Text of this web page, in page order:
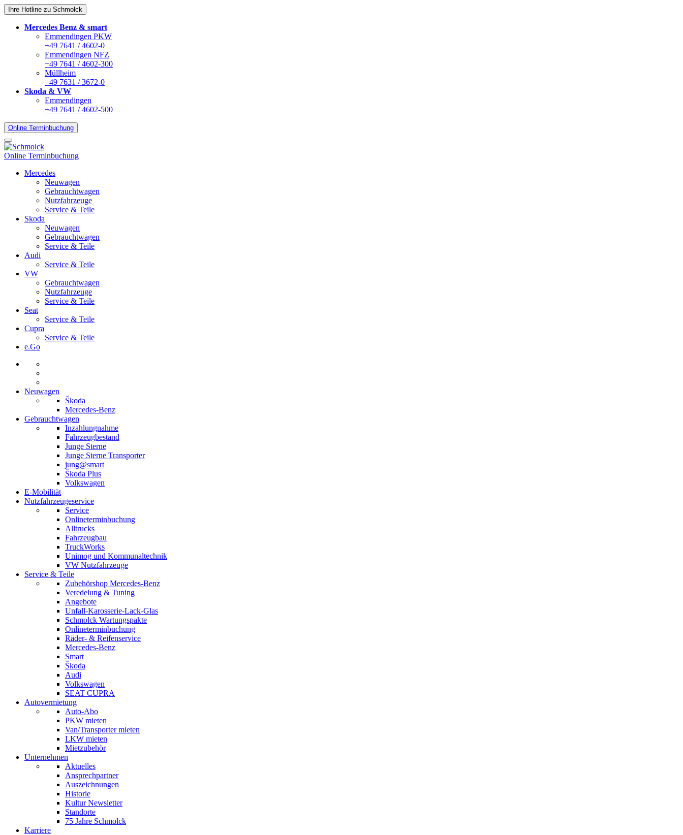
Ihre Hotline zu Schmolck
Mercedes Benz & smart
Emmendingen PKW
+49 7641 / 4602-0
Emmendingen NFZ
+49 7641 / 4602-300
Müllheim
+49 7631 / 3672-0
Skoda & VW
Emmendingen
+49 7641 / 4602-500
Online Terminbuchung
Online Terminbuchung
Mercedes
Neuwagen
Gebrauchtwagen
Nutzfahrzeuge
Service & Teile
Skoda
Neuwagen
Gebrauchtwagen
Service & Teile
Audi
Service & Teile
VW
Gebrauchtwagen
Nutzfahrzeuge
Service & Teile
Seat
Service & Teile
Cupra
Service & Teile
e.Go
Neuwagen
Škoda
Mercedes-Benz
Gebrauchtwagen
Inzahlungnahme
Fahrzeugbestand
Junge Sterne
Junge Sterne Transporter
jung@smart
Škoda Plus
Volkswagen
E-Mobilität
Nutzfahrzeugeservice
Service
Onlineterminbuchung
Alltrucks
Fahrzeugbau
TruckWorks
Unimog und Kommunaltechnik
VW Nutzfahrzeuge
Service & Teile
Zubehörshop Mercedes-Benz
Veredelung & Tuning
Angebote
Unfall-Karosserie-Lack-Glas
Schmolck Wartungspakte
Onlineterminbuchung
Räder- & Reifenservice
Mercedes-Benz
Smart
Škoda
Audi
Volkswagen
SEAT CUPRA
Autovermietung
Auto-Abo
PKW mieten
Van/Transporter mieten
LKW mieten
Mietzubehör
Unternehmen
Aktuelles
Ansprechpartner
Auszeichnungen
Historie
Kultur Newsletter
Standorte
75 Jahre Schmolck
Karriere